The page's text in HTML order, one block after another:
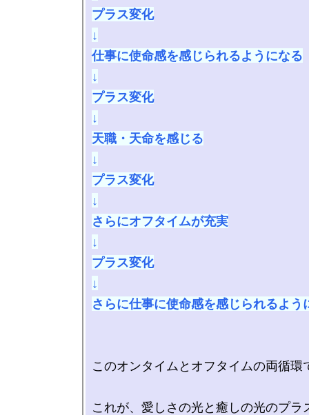
プラス変化
↓
仕事に使命感を感じられるようになる
↓
プラス変化
↓
天職・天命を感じる
↓
プラス変化
↓
さらにオフタイムが充実
↓
プラス変化
↓
さらに仕事に使命感を感じられるよう
このオンタイムとオフタイムの両循環
これが、愛しさの光と癒しの光のプラ